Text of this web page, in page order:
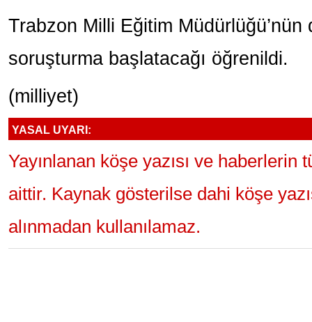
Trabzon Milli Eğitim
soruşturma başlatacağı öğrenildi.
(milliyet)
YASAL UYARI:
Yayınlanan köşe yazısı ve haberlerin
aittir. Kaynak gösterilse dahi köşe
alınmadan kullanılamaz.